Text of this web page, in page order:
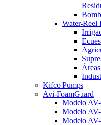
Water-Reel
Kifco Pumps
Avi-FoamGuard
Modelo
Modelo
Modelo